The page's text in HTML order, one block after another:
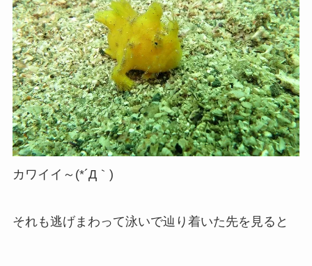
カワイイ～(*´Д｀)
それも逃げまわって泳いで辿り着いた先を見ると